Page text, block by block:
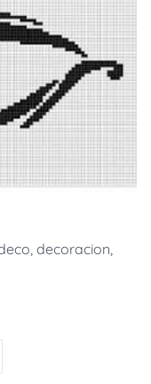
, decoracion,